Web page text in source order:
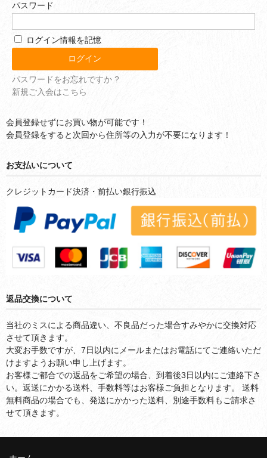
パスワード
ログイン情報を記憶
パスワードをお忘れですか ?
新規ご入会はこちら
会員登録せずにお買い物が可能です！
会員登録をすると次回から住所等の入力が不要になります！
お支払いについて
クレジットカード決済・前払い銀行振込
返品交換について
当社のミスによる商品違い、不良品だった場合すみやかに交換対応
させて頂きます。
大変お手数ですが、7日以内にメールまたはお電話にてご連絡いただ
けますようお願い申し上げます。
お客様ご都合での返品をご希望の場合、到着後3日以内にご連絡下さ
い。返送にかかる送料、手数料等はお客様ご負担となります。 送料
無料商品の場合でも、発送にかかった送料、別途手数料もご請求さ
せて頂きます。